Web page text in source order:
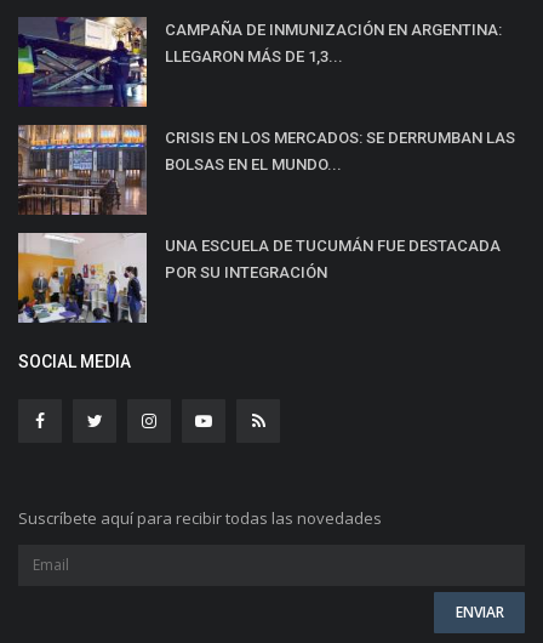
CAMPAÑA DE INMUNIZACIÓN EN ARGENTINA:
LLEGARON MÁS DE 1,3...
CRISIS EN LOS MERCADOS: SE DERRUMBAN LAS
BOLSAS EN EL MUNDO...
UNA ESCUELA DE TUCUMÁN FUE DESTACADA
POR SU INTEGRACIÓN
SOCIAL MEDIA
Suscríbete aquí para recibir todas las novedades